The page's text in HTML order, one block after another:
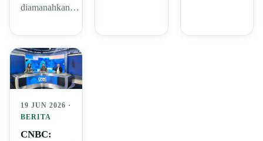
diamanahkan…
19 JUN 2026 ·
BERITA
CNBC: